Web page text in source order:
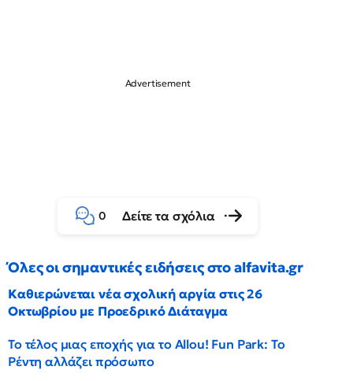
0 Δείτε τα σχόλια
Όλες οι σημαντικές ειδήσεις στο alfavita.gr
Καθιερώνεται νέα σχολική αργία στις 26
Οκτωβρίου με Προεδρικό Διάταγμα
Το τέλος μιας εποχής για το Allou! Fun Park: Το
Ρέντη αλλάζει πρόσωπο